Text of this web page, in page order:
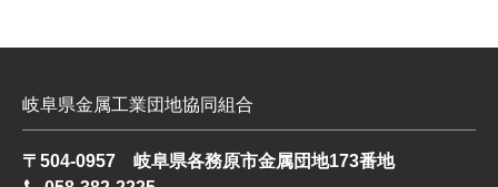
岐阜県金属工業団地協同組合
〒504-0957 岐阜県各務原市金属団地173番地